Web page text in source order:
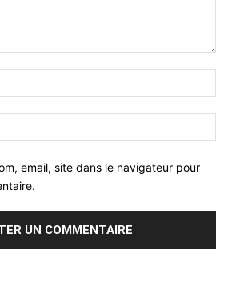
email, site dans le navigateur pour